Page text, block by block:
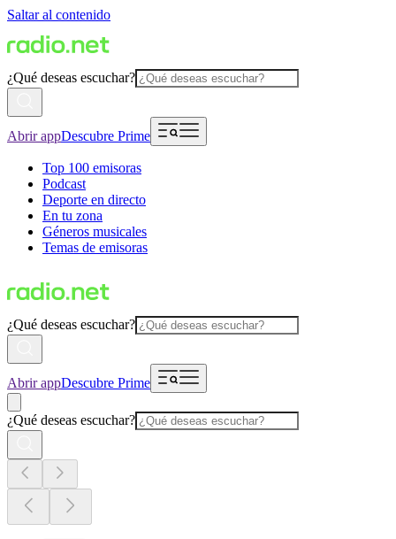
Saltar al contenido
¿Qué deseas escuchar?
Abrir appDescubre Prime
Top 100 emisoras
Podcast
Deporte en directo
En tu zona
Géneros musicales
Temas de emisoras
¿Qué deseas escuchar?
Abrir appDescubre Prime
¿Qué deseas escuchar?